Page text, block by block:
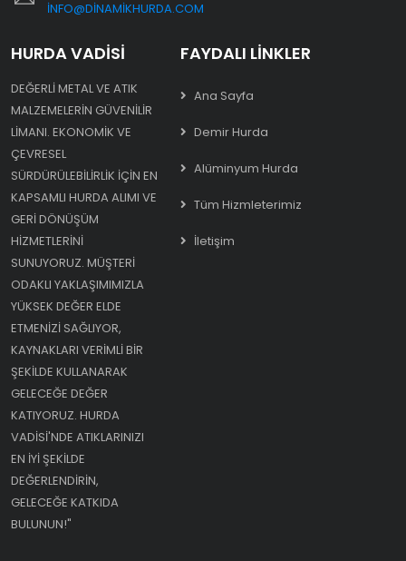
INFO@DINAMIKHURDA.COM
HURDA VADISI
DEĞERLI METAL VE ATIK
MALZEMELERIN GÜVENILIR
LIMANI. EKONOMIK VE
ÇEVRESEL
SÜRDÜRÜLEBILIRLIK IÇIN EN
KAPSAMLI HURDA ALIMI VE
GERI DÖNÜŞÜM
HIZMETLERINI
SUNUYORUZ. MÜŞTERI
ODAKLI YAKLAŞIMIMIZLA
YÜKSEK DEĞER ELDE
ETMENIZI SAĞLIYOR,
KAYNAKLARI VERIMLI BIR
ŞEKILDE KULLANARAK
GELECEĞE DEĞER
KATIYORUZ. HURDA
VADISI'NDE ATIKLARINIZI
EN IYI ŞEKILDE
DEĞERLENDIRIN,
GELECEĞE KATKIDA
BULUNUN!"
FAYDALI LINKLER
Ana Sayfa
Demir Hurda
Alüminyum Hurda
Tüm Hizmleterimiz
İletişim